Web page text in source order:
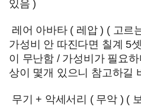
있음 )
레어 아바타 ( 레압 ) ( 고르
가성비 안 따진다면 칠계 5
이 무난함 / 가성비가 필요
상이 몇개 있으니 참고하길
무기 + 악세서리 ( 무악 ) (